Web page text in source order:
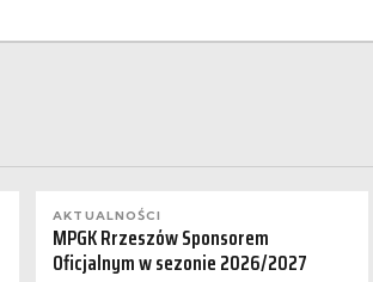
AKTUALNOŚCI
MPGK Rrzeszów Sponsorem
Oficjalnym w sezonie 2026/2027